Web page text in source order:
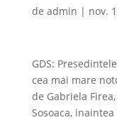
de admin | nov.
GDS:
cea mai mare
de Gabriela
Sosoaca,